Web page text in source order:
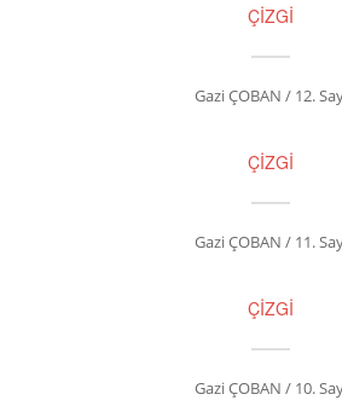
ÇİZGİ
Gazi ÇOBAN / 12.
ÇİZGİ
Gazi ÇOBAN / 11.
ÇİZGİ
Gazi ÇOBAN / 10.